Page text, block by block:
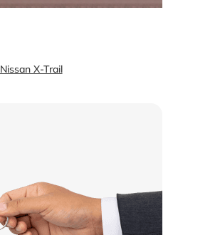
Nissan X-Trail